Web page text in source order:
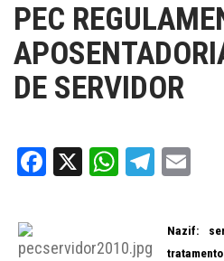
PEC
DE SERVIDOR
Facebook
X WhatsApp
Nazif: